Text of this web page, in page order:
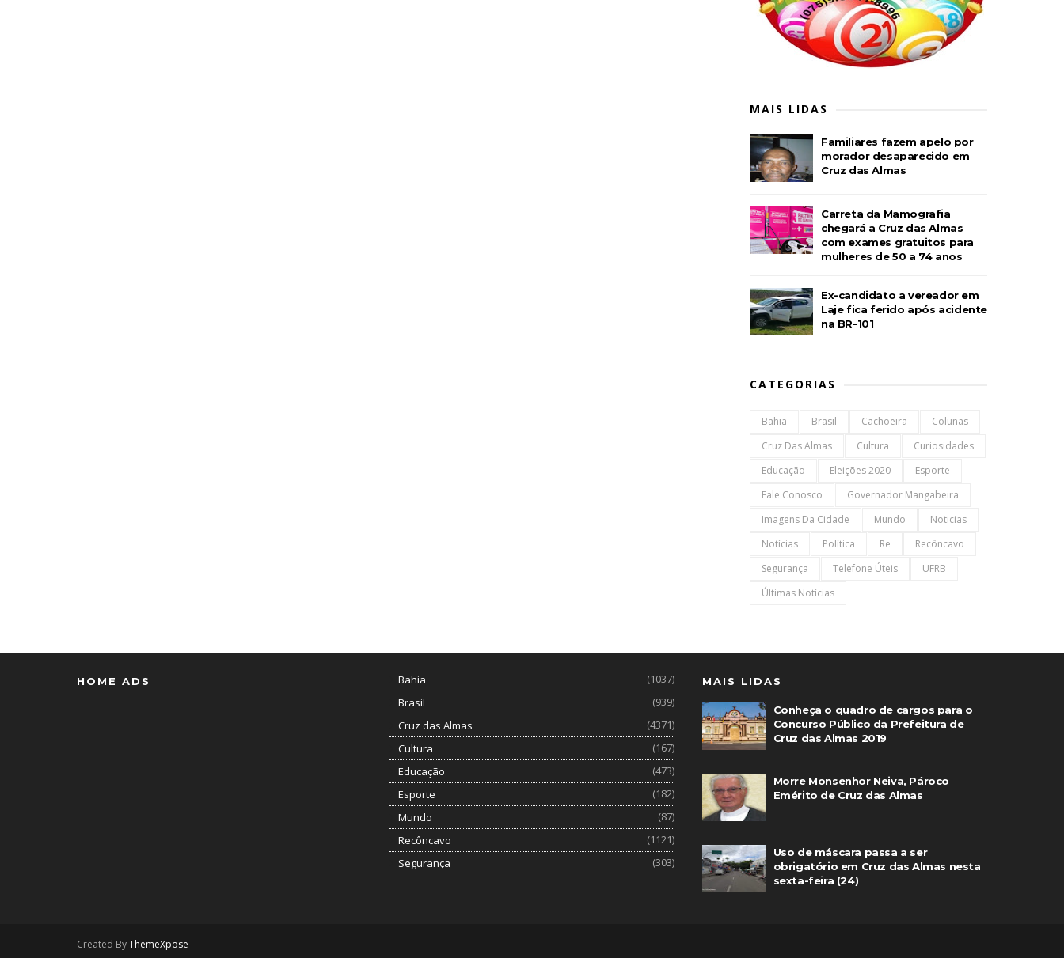
MAIS LIDAS
Familiares fazem apelo por
morador desaparecido em
Cruz das Almas
Carreta da Mamografia
chegará a Cruz das Almas
com exames gratuitos para
mulheres de 50 a 74 anos
Ex-candidato a vereador em
Laje fica ferido após acidente
na BR-101
CATEGORIAS
Bahia Brasil Cachoeira
Colunas
Cruz Das Almas
Cultura
Curiosidades
Educação
Eleições 2020
Esporte
Fale Conosco
Governador Mangabeira
Imagens Da Cidade
Mundo
Noticias
Notícias
Política Re
Recôncavo
Segurança
Telefone Úteis
UFRB
Últimas Notícias
HOME ADS Bahia
(1037)
Brasil
(939)
Cruz das Almas
(4371)
Cultura
(167)
Educação
(473)
Esporte
(182)
Mundo
(87)
Recôncavo
(1121)
Segurança
(303)
MAIS LIDAS
Conheça o quadro de cargos para o
Concurso Público da Prefeitura de
Cruz das Almas 2019
Morre Monsenhor Neiva, Pároco
Emérito de Cruz das Almas
Uso de máscara passa a ser
obrigatório em Cruz das Almas nesta
sexta-feira (24)
Created ByThemeXpose